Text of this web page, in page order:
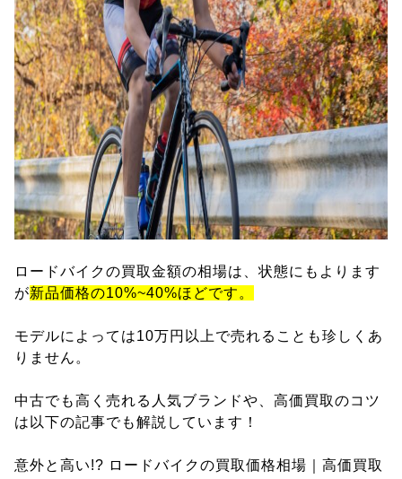
ロードバイクの買取金額の相場は、状態にもよります
が新品価格の10%~40%ほどです。
モデルによっては10万円以上で売れることも珍しくあ
りません。
中古でも高く売れる人気ブランドや、高価買取のコツ
は以下の記事でも解説しています！
意外と高い!? ロードバイクの買取価格相場｜高価買取